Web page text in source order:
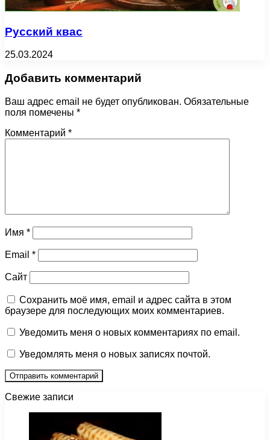
Русский квас
25.03.2024
Добавить комментарий
Ваш адрес email не будет опубликован. Обязательные
поля помечены *
Комментарий *
Имя *
Email *
Сайт
Сохранить моё имя, email и адрес сайта в этом
браузере для последующих моих комментариев.
Уведомить меня о новых комментариях по email.
Уведомлять меня о новых записях почтой.
Свежие записи